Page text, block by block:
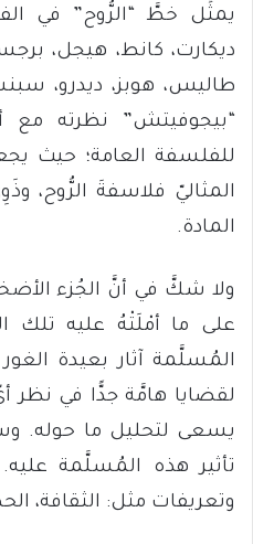
يمثِّل خطَّ “الرُّوح” في
ديكارت، كانط، هيجل،
طاليس، هوبز، ديدرو،
“بيجوفيتش” نظرته مع
للفلسفة العامة؛ حيث
المثاليّ فلاسفةَ الرُّوح،
المادة.
ولا شكَّ في أنَّ الجُزء
على ما أمْلَتْهُ عليه
المُسلَّمة آثار بعيدة
لقضايا هامَّة جدًّا في
يسعى لتحليل ما حوله.
تأثير هذه المُسلَّمة
وتعريفات مثل: الثقافة،